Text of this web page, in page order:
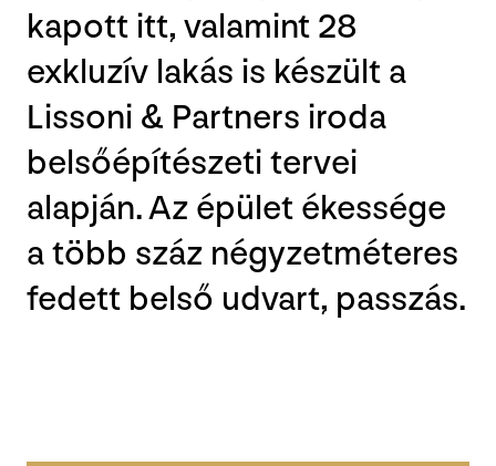
kapott itt, valamint 28
exkluzív lakás is készült a
Lissoni & Partners iroda
belsőépítészeti tervei
alapján. Az épület ékessége
a több száz négyzetméteres
fedett belső udvart, passzás.